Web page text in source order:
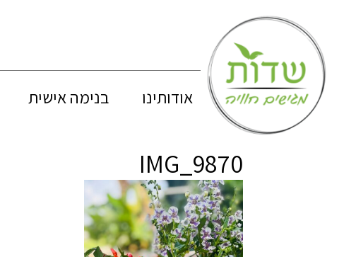
אודותינו בנימה אישית
IMG_9870